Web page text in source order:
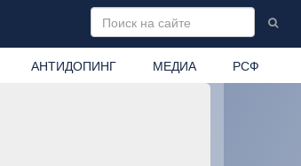
АНТИДОПИНГ МЕДИА РСФ